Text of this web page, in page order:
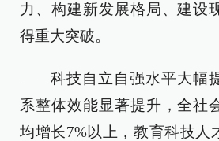
力、构建新发展格局、建设
得重大突破。
——科技自立自强水平大幅
系整体效能显著提升，全社
均增长7%以上，教育科技人